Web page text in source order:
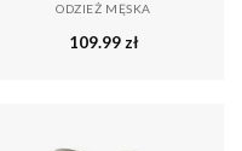
ODZIEŻ MĘSKA
109.99 zł